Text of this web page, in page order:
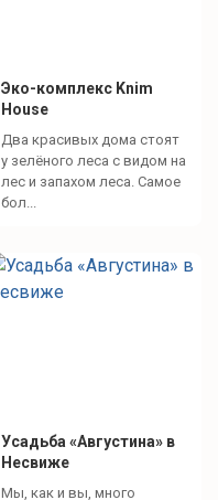
Эко-комплекс Knim
House
Два красивых дома стоят
у зелёного леса с видом на
лес и запахом леса. Самое
бол...
Усадьба «Августина» в
Несвиже
Мы, как и вы, много